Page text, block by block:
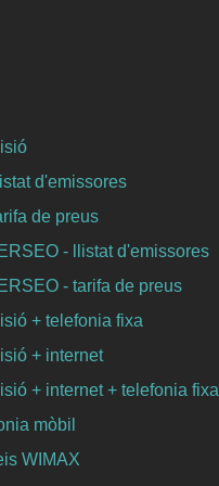
d'emissores
de preus
- llistat d'emissores
- tarifa de preus
+ telefonia fixa
+ internet
+ internet + telefonia fixa
mòbil
WIMAX